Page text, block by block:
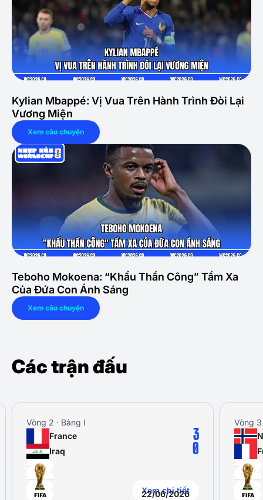
Kylian Mbappé: Vị Vua Trên Hành Trình Đòi Lại
Vương Miện
Xem câu chuyện
Teboho Mokoena: “Khẩu Thần Công” Tầm Xa
Của Đứa Con Ánh Sáng
Xem câu chuyện
Các trận đấu
Vòng 2 · Bảng I
22/06/2026
France
Iraq
3
0
Xem chi tiết
Vòng 3